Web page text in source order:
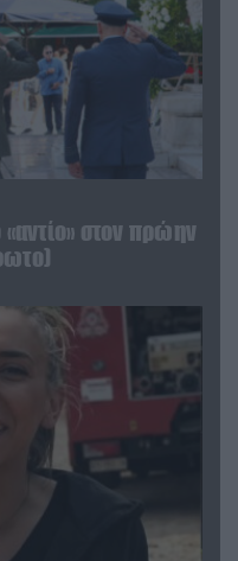
στον πρώην